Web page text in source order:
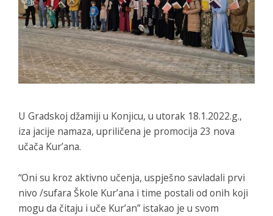
U Gradskoj džamiji u Konjicu, u utorak 18.1.2022.g.,
iza jacije namaza, upriličena je promocija 23 nova
učača Kur’ana.
“Oni su kroz aktivno učenja, uspješno savladali prvi
nivo /sufara Škole Kur’ana i time postali od onih koji
mogu da čitaju i uče Kur’an” istakao je u svom